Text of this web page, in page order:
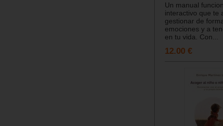
Un manual
interactivo que te
gestionar de
emociones y a
en tu vida. Con...
12.00 €